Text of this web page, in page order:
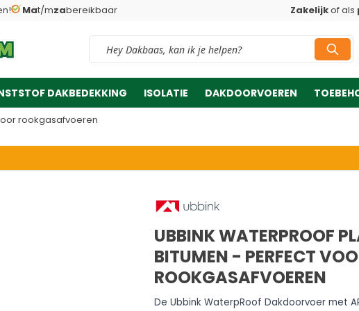
Mat/mzabereikbaar Zakelijkof als
Vind snel jouw product
DAKBEDEKKING ISOLATIE DAKDOORVOEREN
rookgasafvoeren
BITUMEN - PERFECT VOOR
ROOKGASAFVOEREN
De Ubbink WaterpRoof Dakdoorvoer met
en-klare oplossing voor een duurzame en
voor APP Bitumendaken.